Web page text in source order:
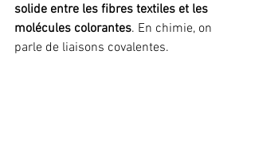
solide entre les fibres textiles et les
molécules colorantes. En chimie, on
parle de liaisons covalentes.